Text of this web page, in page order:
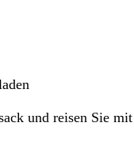
und reisen Sie mit